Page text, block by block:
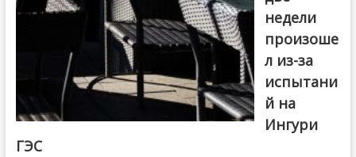
недели
произоше
л из-за
испытани
й на
Ингури
ГЭС